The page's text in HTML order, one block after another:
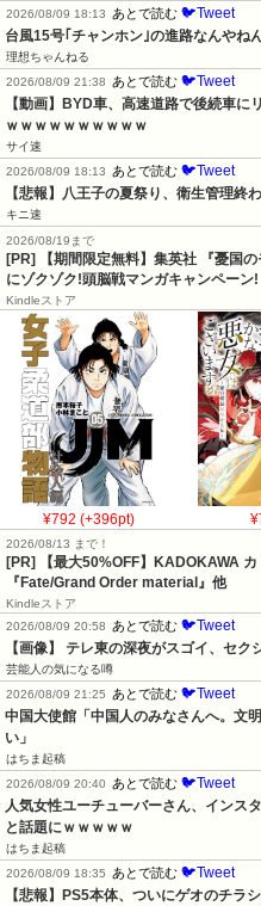
2026/08/09 18:13 あとで読む 🐦Tweet
台風15号｢チャンホン｣の進路なんやね
理想ちゃんねる
2026/08/09 21:38
あとで読む 🐦Tweet
【動画】BYD車、高速道路で後続車に
ｗｗｗｗｗｗｗｗｗｗ
サイ速
2026/08/09 18:13
あとで読む 🐦Tweet
【悲報】八王子の夏祭り、衛生管理終
キニ速
2026/08/19まで
[PR] 【期間限定無料】集英社 『憂国
にゾクゾク!頭脳戦マンガキャンペーン!
Kindleストア
¥792 (+396pt)
2026/08/13 まで！
[PR]
【最大50%OFF】KADOKAWA
『Fate/Grand Order material』他
Kindleストア
2026/08/09 20:58
あとで読む 🐦Tweet
【画像】 テレ東の深夜がスゴイ、セ
芸能人の気になる噂
2026/08/09 21:25
あとで読む 🐦Tweet
中国大使館「中国人のみなさんへ。文
い」
はちま起稿
2026/08/09 20:40
あとで読む 🐦Tweet
人気女性ユーチューバーさん、インス
と話題にｗｗｗｗｗ
はちま起稿
2026/08/09 18:35
あとで読む 🐦Tweet
【悲報】PS5本体、ついにゲオのチラ